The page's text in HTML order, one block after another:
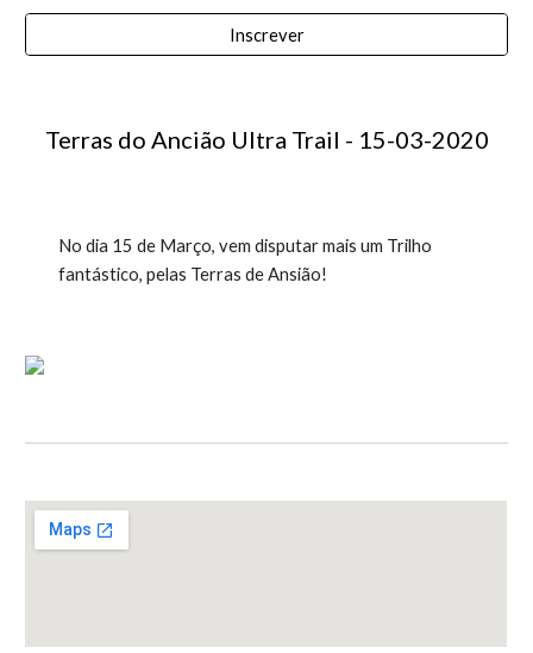
Inscrever
Terras do Ancião Ultra Trail - 15-03-2020
No dia 15 de Março, vem disputar mais um Trilho
fantástico, pelas Terras de Ansião!